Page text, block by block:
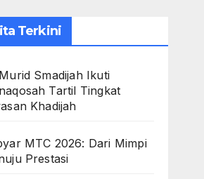
Terkini
Smadijah Ikuti
Tartil Tingkat
Khadijah
MTC 2026: Dari Mimpi
Prestasi